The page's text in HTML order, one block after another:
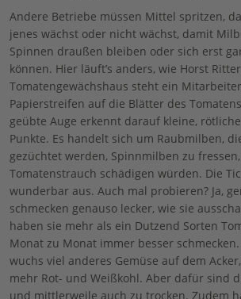
Andere Betriebe müssen Mittel spritzen,
jenes wächst oder nicht wächst, damit
Spinnen draußen bleiben oder sich erst
können. Hier läuft’s anders, wie Horst
Tomatengewächshaus steht ein
Papierstreifen auf die Blätter des
geübte Auge erkennt darauf kleine,
Punkte. Es handelt sich um Raubmilben,
gezüchtet werden, Spinnmilben zu
Tomatenstrauch schädigen würden. Die
wunderbar aus. Auch mal probieren? Ja,
schmecken genauso lecker, wie sie
haben sie mehr als ein Dutzend Sorten
Monat zu Monat immer besser schmecken.
wuchs viel anderes Gemüse auf dem
mehr Rot- und Weißkohl. Aber dafür sind
und mittlerweile auch zu trocken. Zudem